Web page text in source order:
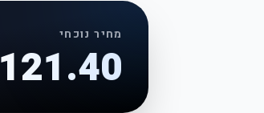
מחיר נוכחי
121.40